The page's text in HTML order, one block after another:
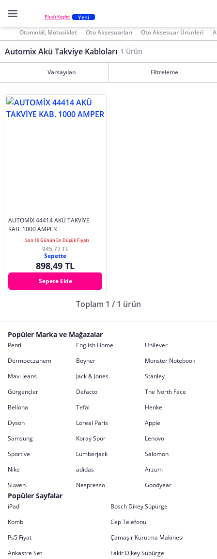
Plus'ı Keşfet Yeni
Otomobil, Motosiklet Oto Aksesuarları Oto Aksesuar Ürünleri
Automix Akü Takviye Kabloları 1 Ürün
Varsayılan Filtreleme
AUTOMİX 44414 AKÜ TAKVİYE
KAB. 1000 AMPER
Son 10 Günün En Düşük Fiyatı
945,77 TL
Sepette
898,49 TL
Sepete Ekle
Toplam 1 / 1 ürün
Popüler Marka ve Mağazalar
Penti English Home
Unilever
Dermoeczanem
Boyner
Monster Notebook
Mavi Jeans
Jack & Jones
Stanley
Gürgençler
Defacto
The North Face
Bellona
Tefal
Henkel
Dyson
Loreal Paris
Apple
Samsung
Koray Spor
Lenovo
Sportive
Lumberjack
Salomon
Nike
adidas
Arzum
Suwen
Nespresso Goodyear
Popüler Sayfalar
iPad
Bosch Dikey Süpürge
Kombi
Cep Telefonu
Ps5 Fiyat
Çamaşır Kurutma Makinesi
Ankastre Set
Fakir Dikey Süpürge